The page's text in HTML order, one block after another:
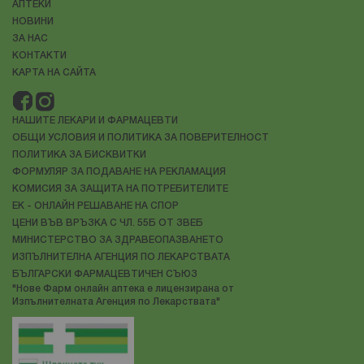
задължително изисква включването на
АПТЕКИ
НОВИНИ
ЗА НАС
КОНТАКТИ
КАРТА НА САЙТА
НАШИТЕ ЛЕКАРИ И ФАРМАЦЕВТИ
ОБЩИ УСЛОВИЯ И ПОЛИТИКА ЗА ПОВЕРИТЕЛНОСТ
ПОЛИТИКА ЗА БИСКВИТКИ
ФОРМУЛЯР ЗА ПОДАВАНЕ НА РЕКЛАМАЦИЯ
КОМИСИЯ ЗА ЗАЩИТА НА ПОТРЕБИТЕЛИТЕ
ЕК - ОНЛАЙН РЕШАВАНЕ НА СПОР
ЦЕНИ ВЪВ ВРЪЗКА С ЧЛ. 55Б ОТ ЗВЕБ
МИНИСТЕРСТВО ЗА ЗДРАВЕОПАЗВАНЕТО
ИЗПЪЛНИТЕЛНА АГЕНЦИЯ ПО ЛЕКАРСТВАТА
БЪЛГАРСКИ ФАРМАЦЕВТИЧЕН СЪЮЗ
"Нове Фарм онлайн аптека е лицензирана от
Изпълнителната Агенция по Лекарствата"